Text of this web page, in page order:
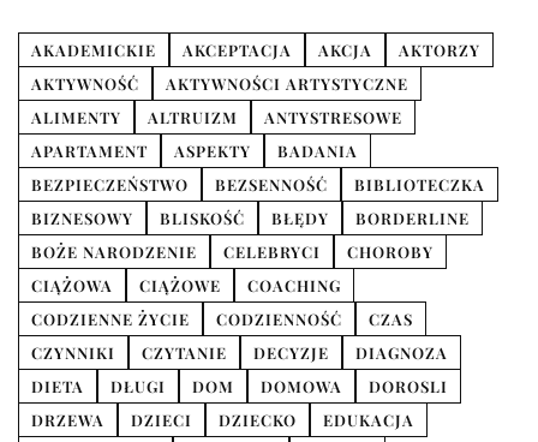
AKADEMICKIE AKCEPTACJA AKCJA
AKTORZY
AKTYWNOŚĆ
AKTYWNOŚCI ARTYSTYCZNE
ALIMENTY
ALTRUIZM
ANTYSTRESOWE
APARTAMENT
ASPEKTY
BADANIA
BEZPIECZEŃSTWO
BEZSENNOŚĆ
BIBLIOTECZKA
BIZNESOWY
BLISKOŚĆ BŁĘDY
BORDERLINE
BOŻE NARODZENIE
CELEBRYCI
CHOROBY
CIĄŻOWA
CIĄŻOWE
COACHING
CODZIENNE ŻYCIE
CODZIENNOŚĆ
CZAS
CZYNNIKI
CZYTANIE DECYZJE
DIAGNOZA
DIETA
DŁUGI DOM DOMOWA
DOROSLI
DRZEWA
DZIECI DZIECKO
EDUKACJA